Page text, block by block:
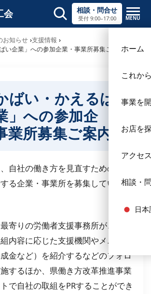
会 相談・問合せ
受付 9:00–17:00 MENU
ト内検索
ホーム
これか
事業を
お店を
アクセ
相談・
日
お知らせ 支援情報
い企業」への参加企業・事業所募集ご案内
ばい・かえるば
」への参加企
業所募集ご案内
自社の働き方を見直すための取組
る企業・事業所を募集していま
寄りの労働者支援事務所が、必要
内容に応じた支援機関やメニュー
成金など）を紹介するなどのフォロ
するほか、県働き方改革推進事業
で自社の取組をPRすることができ